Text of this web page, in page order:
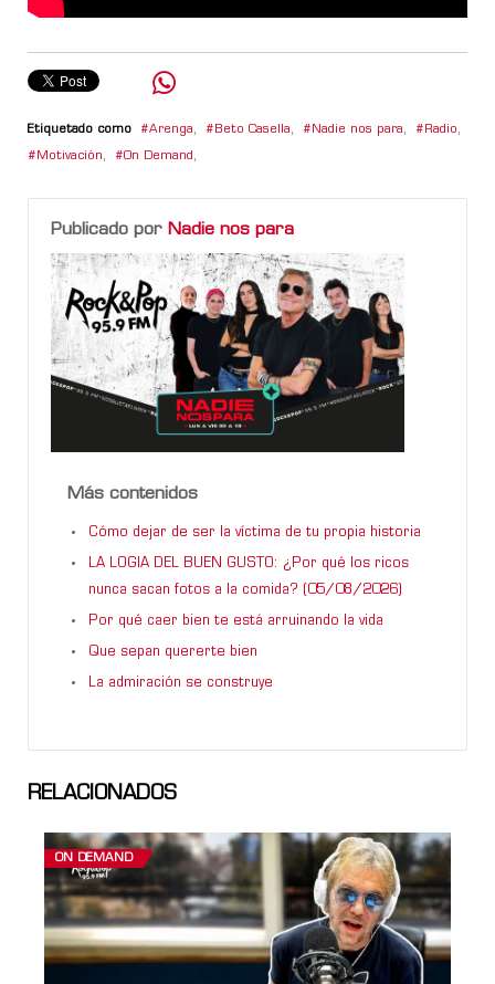
Etiquetado como Arenga, Beto Casella, Nadie nos para, Radio,
Motivación, On Demand ,
Publicado por Nadie nos para
Más contenidos
Cómo dejar de ser la víctima de tu propia historia
LA LOGIA DEL BUEN GUSTO: ¿Por qué los ricos
nunca sacan fotos a la comida? (05/08/2026)
Por qué caer bien te está arruinando la vida
Que sepan quererte bien
La admiración se construye
RELACIONADOS
ON DEMAND